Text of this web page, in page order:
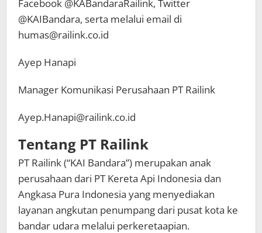
Facebook @KABandaraRailink, Twitter
@KAIBandara, serta melalui email di
humas@railink.co.id
Ayep Hanapi
Manager Komunikasi Perusahaan PT Railink
Ayep.Hanapi@railink.co.id
Tentang PT Railink
PT Railink (“KAI Bandara”) merupakan anak
perusahaan dari PT Kereta Api Indonesia dan
Angkasa Pura Indonesia yang menyediakan
layanan angkutan penumpang dari pusat kota ke
bandar udara melalui perkeretaapian.